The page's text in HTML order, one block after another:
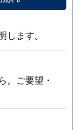
ます。
。ご要望・